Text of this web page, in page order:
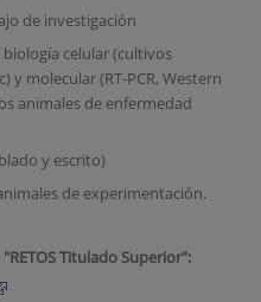
de investigación
biología celular (cultivos
y molecular (RT-PCR, Western
animales de enfermedad
y escrito)
de experimentación.
Titulado Superior":